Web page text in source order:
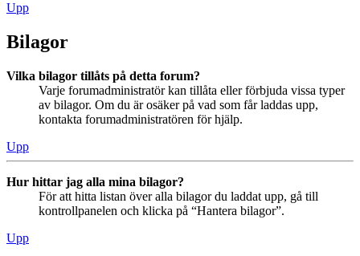
Upp
Bilagor
Vilka bilagor tillåts på detta forum?
Varje forumadministratör kan tillåta eller förbjuda vissa typer
av bilagor. Om du är osäker på vad som får laddas upp,
kontakta forumadministratören för hjälp.
Upp
Hur hittar jag alla mina bilagor?
För att hitta listan över alla bilagor du laddat upp, gå till
kontrollpanelen och klicka på “Hantera bilagor”.
Upp